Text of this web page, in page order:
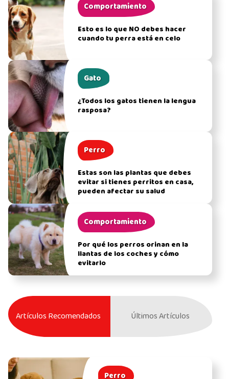
Comportamiento
Esto es lo que NO debes hacer
cuando tu perra está en celo
Gato
¿Todos los gatos tienen la lengua
rasposa?
Perro
Estas son las plantas que debes
evitar si tienes perritos en casa,
pueden afectar su salud
Comportamiento
Por qué los perros orinan en la
llantas de los coches y cómo
evitarlo
Artículos Recomendados Últimos Artículos
Perro